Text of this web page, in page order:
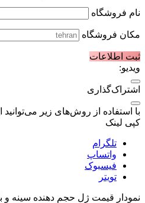
نام فروشگاه
مکان فروشگاه
ثبت اطلاعات
ویدیو:
اشتراک‌گذاری
با استفاده از روش‌های زیر
کپی لینک
تلگرام
واتساپ
فیسبوک
تویتر
نمودار قیمت ژل حجم دهنده سینه و